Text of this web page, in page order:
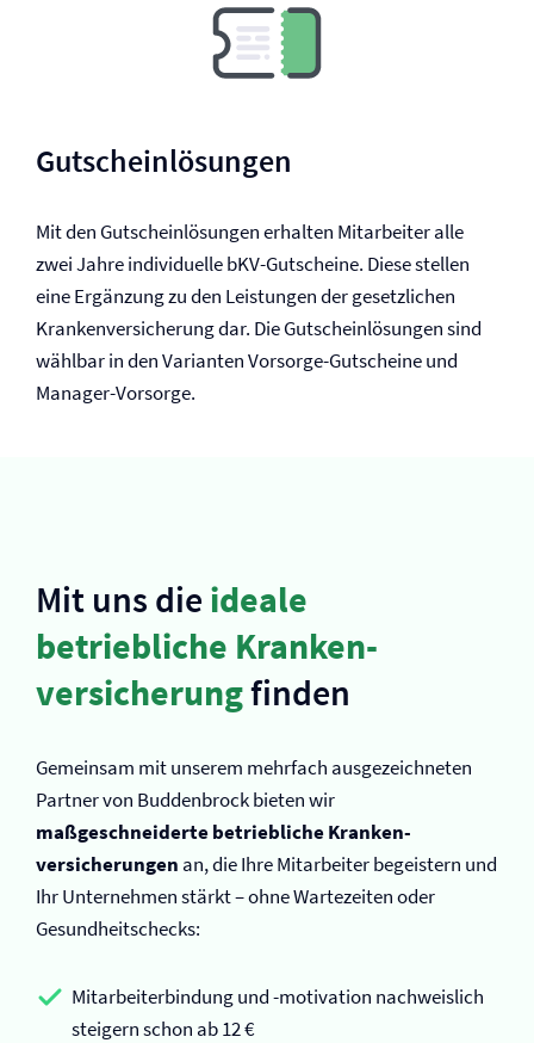
Gutscheinlösungen
Mit den Gutscheinlösungen erhalten Mitarbeiter alle
zwei Jahre individuelle bKV-Gutscheine. Diese stellen
eine Ergänzung zu den Leistungen der gesetzlichen
Kranken­versicherung dar. Die Gutscheinlösungen sind
wählbar in den Varianten Vorsorge-Gutscheine und
Manager-Vorsorge.
Mit uns die ideale
betriebliche Kranken­
versicherungfinden
Gemeinsam mit unserem mehrfach ausgezeichneten
Partner von Buddenbrock bieten wir
maßgeschneiderte betriebliche Kranken­
versicherungen an, die Ihre Mitarbeiter begeistern und
Ihr Unternehmen stärkt – ohne Wartezeiten oder
Gesundheitschecks:
Mitarbeiterbindung und -motivation nachweislich
steigern schon ab 12 €